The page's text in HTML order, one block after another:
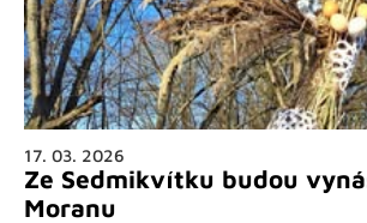
17. 03. 2026
Ze Sedmikvítku budou
Moranu